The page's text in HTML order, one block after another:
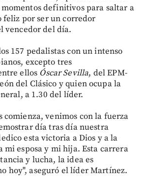
definitivos para saltar a
feliz por ser un corredor
vencedor del día.
157 pedalistas con un intenso
excepto tres
ellos Óscar Sevilla, del EPM-
del Clásico y quien ocupa la
a 1.30 del líder.
comienza, venimos con la fuerza
día tras día nuestra
esta victoria a Dios y a la
mi esposa y mi hija. Esta carrera
y lucha, la idea es
hoy", aseguró el líder Martínez.